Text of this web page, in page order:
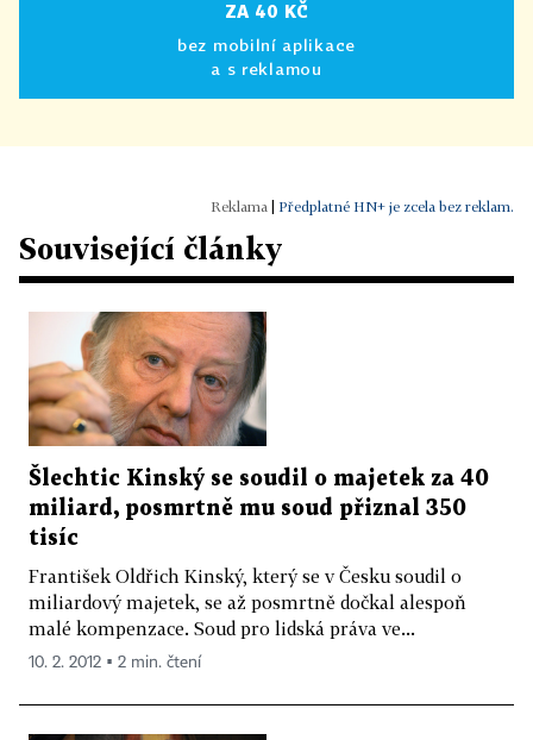
ZA 40 KČ
bez mobilní aplikace
a s reklamou
Předplatné HN+ je zcela bez reklam.
Související články
Šlechtic Kinský se soudil o majetek za 40
miliard, posmrtně mu soud přiznal 350
tisíc
František Oldřich Kinský, který se v Česku soudil o
miliardový majetek, se až posmrtně dočkal alespoň
malé kompenzace. Soud pro lidská práva ve...
10. 2. 2012 ▪ 2 min. čtení